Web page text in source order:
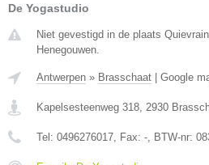
De Yogastudio
Niet gevestigd in de plaats
Henegouwen.
Antwerpen » Brasschaat | Google
Kapelsesteenweg 318 2930
Tel: 0496276017 , Fax: - , BTW-nr: